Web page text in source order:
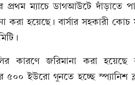
ম্যাচে ডাগআউটে দাঁড়াতে
হয়েছে। বার্সার সহকারী কোচ
কারণে জরিমানা করা হয়েছে
ইউরো গুনতে হচ্ছে স্প্যানিশ